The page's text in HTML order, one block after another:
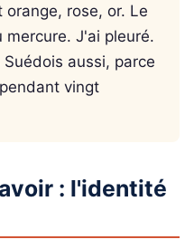
rose, or. Le
J'ai pleuré.
aussi, parce
vingt
: l'identité